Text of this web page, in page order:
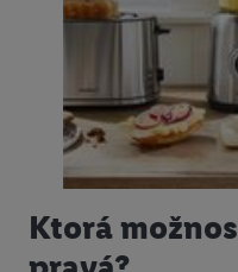
Ktorá